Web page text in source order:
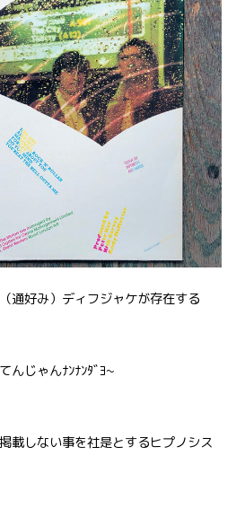
通好み）ディフジャケが存在する
んじゃんﾅﾝﾅﾝﾀﾞﾖ~
載しない事を社是とするヒプノシス